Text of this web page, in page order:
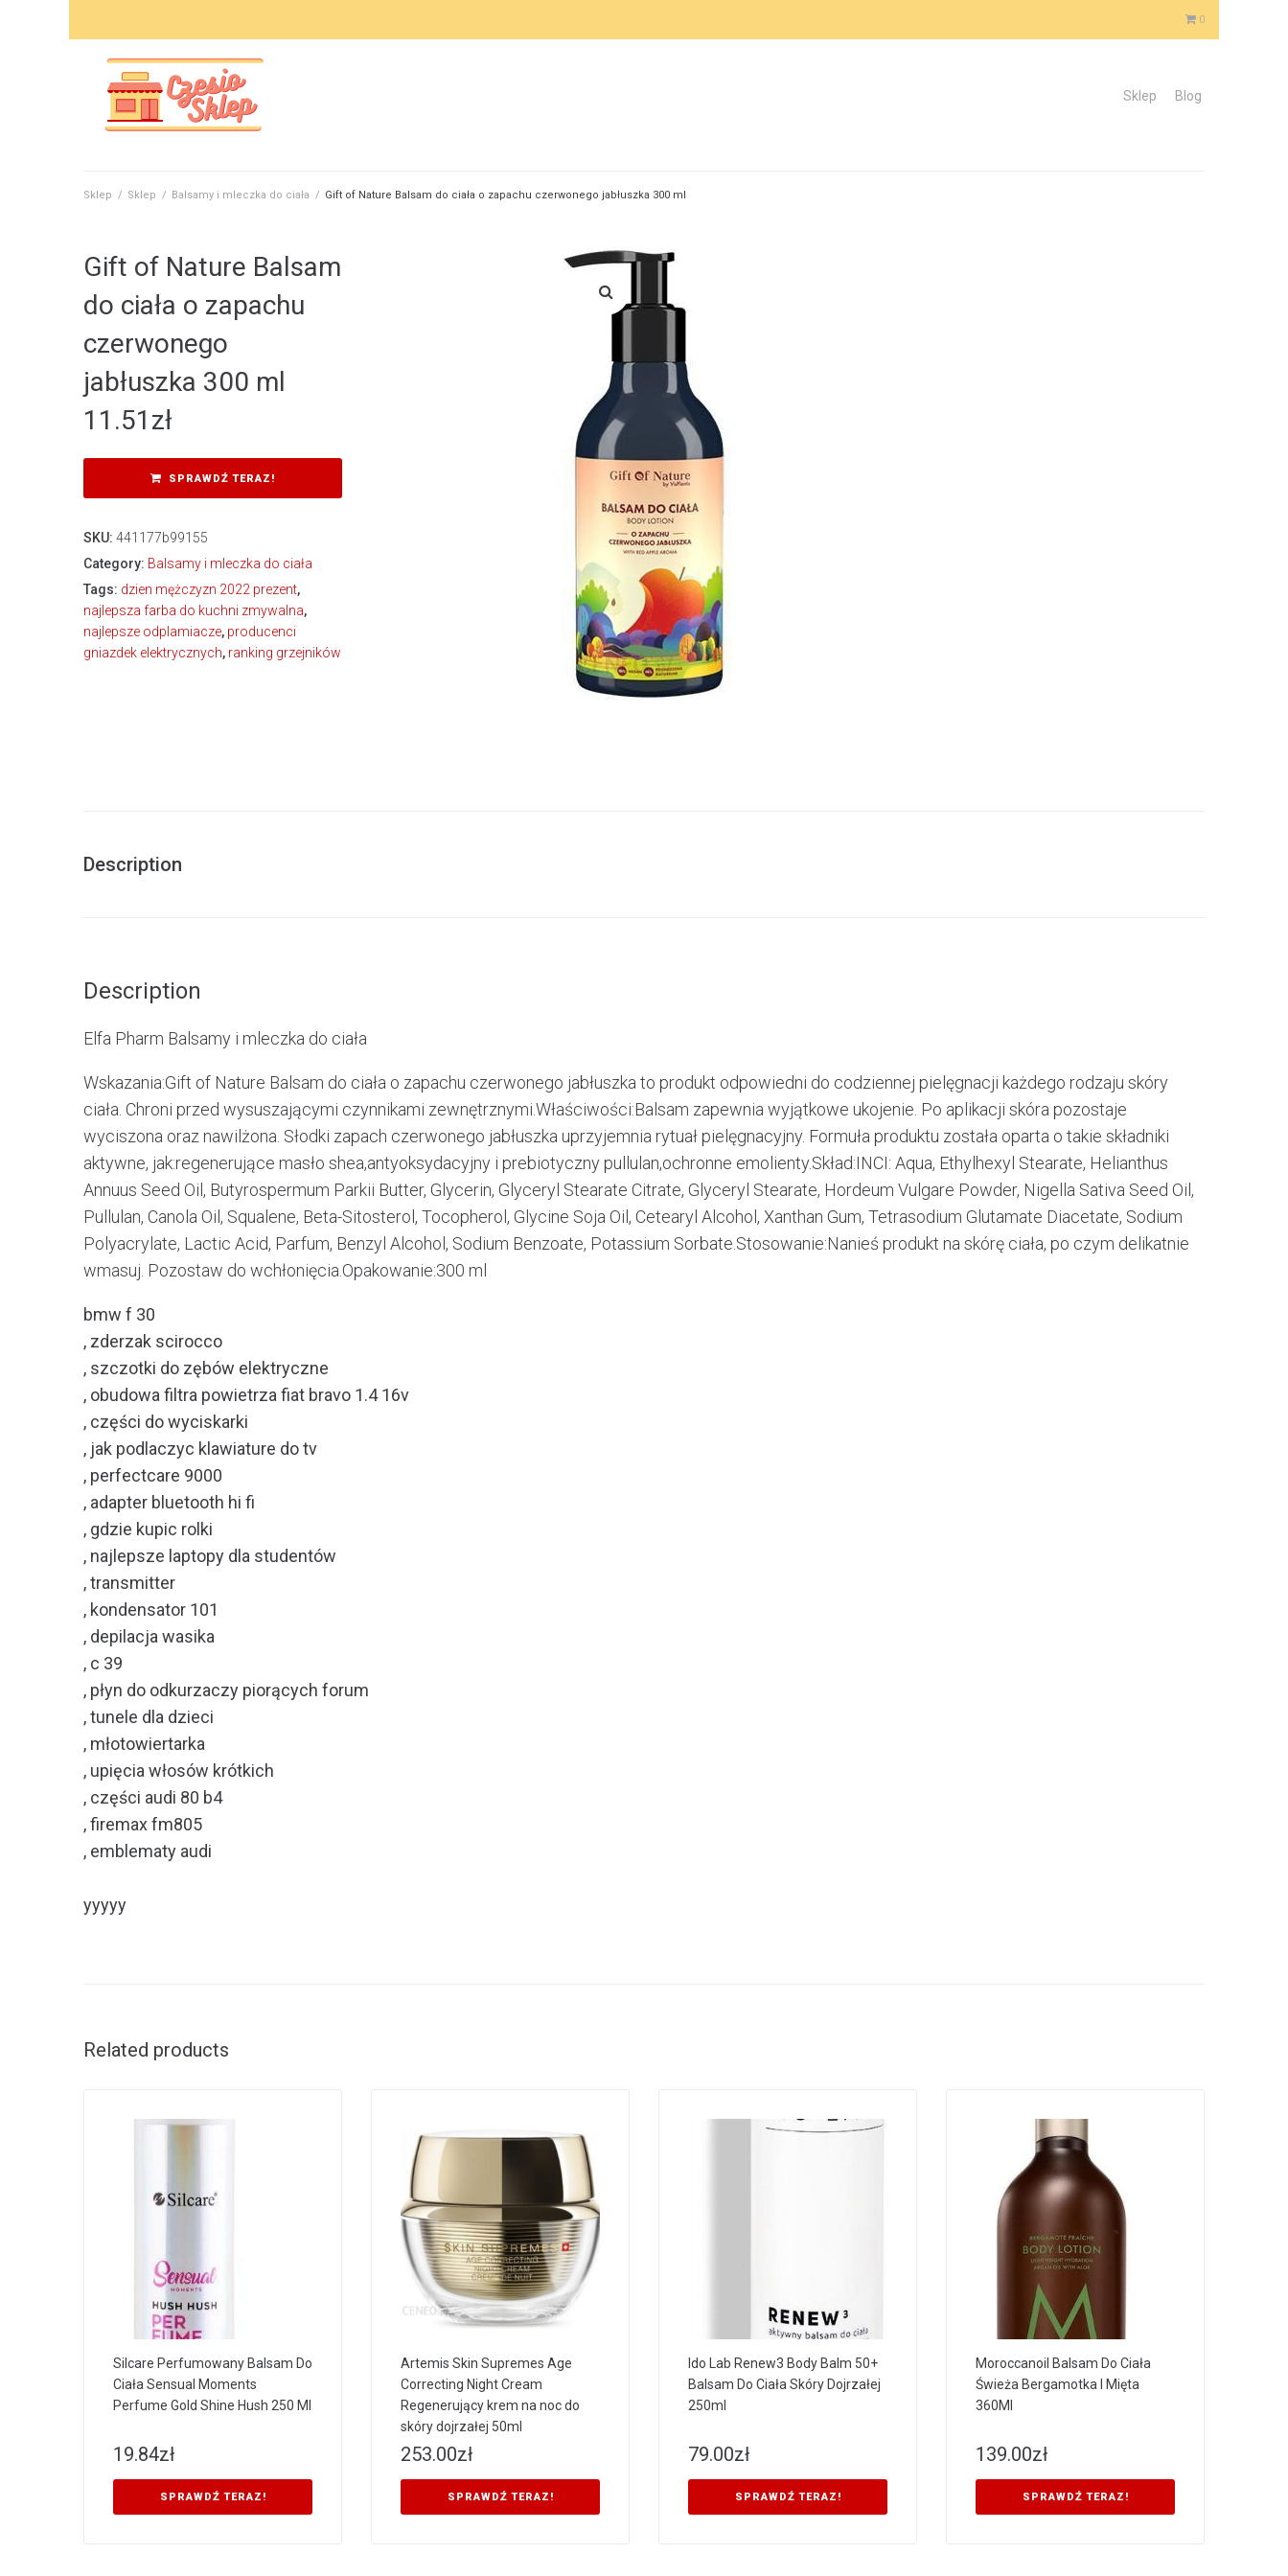
0
Sklep Blog
Sklep / Sklep / Balsamy i mleczka do ciała / Gift of Nature Balsam do ciała o zapachu czerwonego jabłuszka 300 ml
Gift of Nature Balsam
do ciała o zapachu
czerwonego
jabłuszka 300 ml
11.51 zł
SPRAWDŹ TERAZ!
SKU: 441177b99155
Category: Balsamy i mleczka do ciała
Tags: dzien mężczyzn 2022 prezent,
najlepsza farba do kuchni zmywalna,
najlepsze odplamiacze, producenci
gniazdek elektrycznych, ranking grzejników
Description
Description
Elfa Pharm Balsamy i mleczka do ciała
Wskazania:Gift of Nature Balsam do ciała o zapachu czerwonego jabłuszka to produkt odpowiedni do codziennej pielęgnacji każdego rodzaju skóry
ciała. Chroni przed wysuszającymi czynnikami zewnętrznymi.Właściwości:Balsam zapewnia wyjątkowe ukojenie. Po aplikacji skóra pozostaje
wyciszona oraz nawilżona. Słodki zapach czerwonego jabłuszka uprzyjemnia rytuał pielęgnacyjny. Formuła produktu została oparta o takie składniki
aktywne, jak:regenerujące masło shea,antyoksydacyjny i prebiotyczny pullulan,ochronne emolienty.Skład:INCI: Aqua, Ethylhexyl Stearate, Helianthus
Annuus Seed Oil, Butyrospermum Parkii Butter, Glycerin, Glyceryl Stearate Citrate, Glyceryl Stearate, Hordeum Vulgare Powder, Nigella Sativa Seed Oil,
Pullulan, Canola Oil, Squalene, Beta-Sitosterol, Tocopherol, Glycine Soja Oil, Cetearyl Alcohol, Xanthan Gum, Tetrasodium Glutamate Diacetate, Sodium
Polyacrylate, Lactic Acid, Parfum, Benzyl Alcohol, Sodium Benzoate, Potassium Sorbate.Stosowanie:Nanieś produkt na skórę ciała, po czym delikatnie
wmasuj. Pozostaw do wchłonięcia.Opakowanie:300 ml
bmw f 30
, zderzak scirocco
, szczotki do zębów elektryczne
, obudowa filtra powietrza fiat bravo 1.4 16v
, części do wyciskarki
, jak podlaczyc klawiature do tv
, perfectcare 9000
, adapter bluetooth hi fi
, gdzie kupic rolki
, najlepsze laptopy dla studentów
, transmitter
, kondensator 101
, depilacja wasika
, c 39
, płyn do odkurzaczy piorących forum
, tunele dla dzieci
, młotowiertarka
, upięcia włosów krótkich
, części audi 80 b4
, firemax fm805
, emblematy audi
yyyyy
Related products
Silcare Perfumowany Balsam Do
Ciała Sensual Moments
Perfume Gold Shine Hush 250 Ml
19.84zł
SPRAWDŹ TERAZ!
Artemis Skin Supremes Age
Correcting Night Cream
Regenerujący krem na noc do
skóry dojrzałej 50ml
253.00zł
SPRAWDŹ TERAZ!
Ido Lab Renew3 Body Balm 50+
Balsam Do Ciała Skóry Dojrzałej
250ml
79.00zł
SPRAWDŹ TERAZ!
Moroccanoil Balsam Do Ciała
Świeża Bergamotka I Mięta
360Ml
139.00zł
SPRAWDŹ TERAZ!